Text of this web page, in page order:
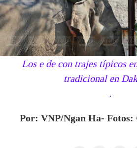
Los e de con trajes típicos
tradicional en
.
Por: VNP/Ngan Ha- Fotos: